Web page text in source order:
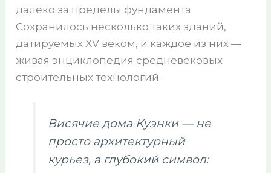
далеко за пределы фундамента.
Сохранилось несколько таких зданий,
датируемых XV веком, и каждое из них —
живая энциклопедия средневековых
строительных технологий.
Висячие дома Куэнки — не
просто архитектурный
курьез, а глубокий символ: